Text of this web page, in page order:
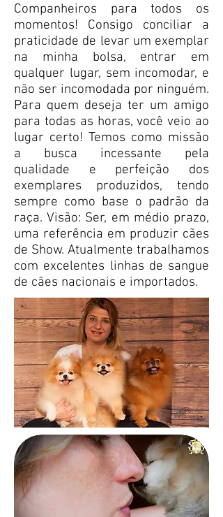
Companheiros para todos os
momentos! Consigo conciliar a
praticidade de levar um exemplar
na minha bolsa, entrar em
qualquer lugar, sem incomodar, e
não ser incomodada por ninguém.
Para quem deseja ter um amigo
para todas as horas, você veio ao
lugar certo! Temos como missão
a busca incessante pela
qualidade e perfeição dos
exemplares produzidos, tendo
sempre como base o padrão da
raça. Visão: Ser, em médio prazo,
uma referência em produzir cães
de Show. Atualmente trabalhamos
com excelentes linhas de sangue
de cães nacionais e importados.